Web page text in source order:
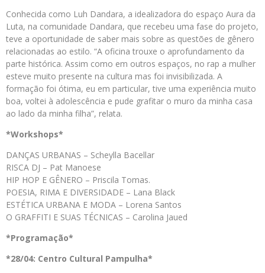
Conhecida como Luh Dandara, a idealizadora do espaço Aura da
Luta, na comunidade Dandara, que recebeu uma fase do projeto,
teve a oportunidade de saber mais sobre as questões de gênero
relacionadas ao estilo. “A oficina trouxe o aprofundamento da
parte histórica. Assim como em outros espaços, no rap a mulher
esteve muito presente na cultura mas foi invisibilizada. A
formação foi ótima, eu em particular, tive uma experiência muito
boa, voltei à adolescência e pude grafitar o muro da minha casa
ao lado da minha filha”, relata.
*Workshops*
DANÇAS URBANAS – Scheylla Bacellar
RISCA DJ – Pat Manoese
HIP HOP E GÊNERO – Priscila Tomas.
POESIA, RIMA E DIVERSIDADE – Lana Black
ESTÉTICA URBANA E MODA – Lorena Santos
O GRAFFITI E SUAS TÉCNICAS – Carolina Jaued
*Programação*
*28/04: Centro Cultural Pampulha*